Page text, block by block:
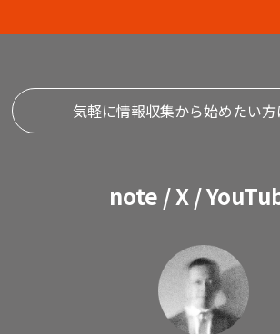
気軽に情報収集から始めたい
note / X /